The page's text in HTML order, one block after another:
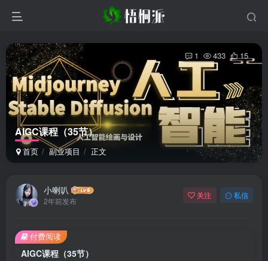
AIGC课程（35节）
首页 副业项目 正文
1 433 15
小喇叭
2年前发布
关注 私信
AIGC课程（35节）
付费阅读